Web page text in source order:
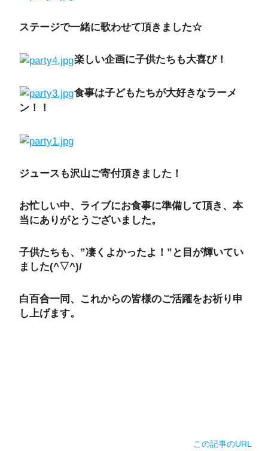
ステージで一緒に歌わせて頂きました☆
楽しい企画に子供たちも大喜び！
食事は子どもたちが大好きなラーメ
ン！！
ジュースも沢山ご寄付頂きました！
お忙しい中、ライブにお食事に準備して頂き、本
当にありがとうございました。
子供たちも、”凄くよかったよ！”と目が輝いてい
ました(^▽^)/
白百合一同、これからの皆様のご活躍をお祈り申
し上げます。
この記事のURL